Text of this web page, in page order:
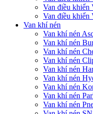
Van điều khiển
Van điều khiển
Van khí nén
Van khí nén
Van khí nén
Van khí nén
Van khí nén
Van khí nén
Van khí nén
Van khí nén
Van khí nén
Van khí nén